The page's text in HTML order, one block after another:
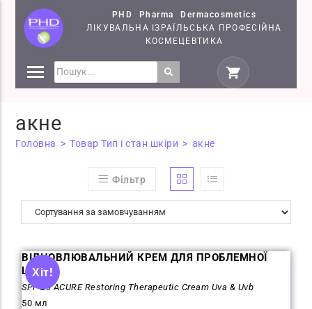
PHD Pharma Dermacosmetics
ЛІКУВАЛЬНА ІЗРАЇЛЬСЬКА ПРОФЕСІЙНА
КОСМЕЦЕВТИКА
СЕМІНАРИ
акне
Головна > Товар Тип і стан шкіри > акне
Фільтр
Хіт!
ВІДНОВЛЮВАЛЬНИЙ КРЕМ ДЛЯ ПРОБЛЕМНОЇ
ШКІРИ
SPF-20 ACURE Restoring Therapeutic Cream Uva & Uvb
50 мл